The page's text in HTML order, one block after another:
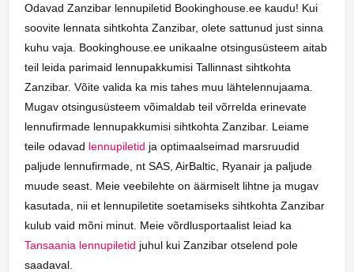
Odavad Zanzibar lennupiletid Bookinghouse.ee kaudu! Kui
soovite lennata sihtkohta Zanzibar, olete sattunud just sinna
kuhu vaja. Bookinghouse.ee unikaalne otsingusüsteem aitab
teil leida parimaid lennupakkumisi Tallinnast sihtkohta
Zanzibar. Võite valida ka mis tahes muu lähtelennujaama.
Mugav otsingusüsteem võimaldab teil võrrelda erinevate
lennufirmade lennupakkumisi sihtkohta Zanzibar. Leiame
teile odavad lennupiletid ja optimaalseimad marsruudid
paljude lennufirmade, nt SAS, AirBaltic, Ryanair ja paljude
muude seast. Meie veebilehte on äärmiselt lihtne ja mugav
kasutada, nii et lennupiletite soetamiseks sihtkohta Zanzibar
kulub vaid mõni minut. Meie võrdlusportaalist leiad ka
Tansaania lennupiletid juhul kui Zanzibar otselend pole
saadaval.